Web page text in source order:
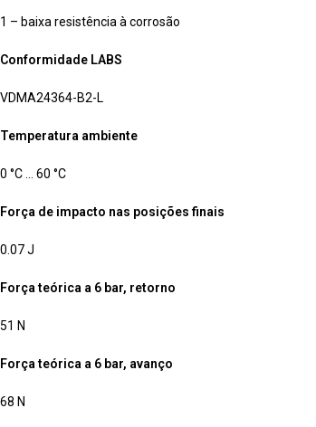
1 – baixa resistência à corrosão
Conformidade LABS
VDMA24364-B2-L
Temperatura ambiente
0 °C … 60 °C
Força de impacto nas posições finais
0.07 J
Força teórica a 6 bar, retorno
51 N
Força teórica a 6 bar, avanço
68 N